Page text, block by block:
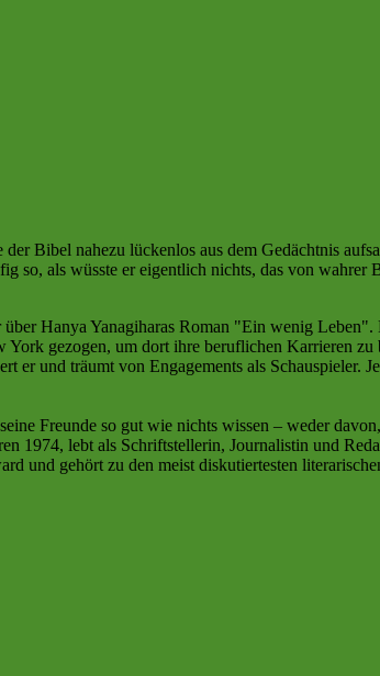
Bibel nahezu lückenlos aus dem Gedächtnis
so, als wüsste er eigentlich nichts, das von wahrer
Hanya Yanagiharas Roman "Ein wenig Leben".
gezogen, um dort ihre beruflichen Karrieren zu
er und träumt von Engagements als Schauspieler.
Freunde so gut wie nichts wissen – weder
1974, lebt als Schriftstellerin, Journalistin und
gehört zu den meist diskutiertesten